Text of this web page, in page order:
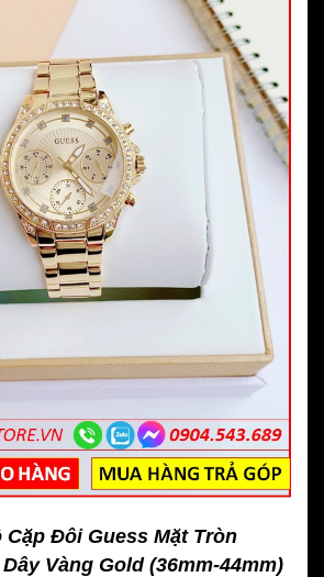
Cặp Đôi Guess Mặt Tròn
Vàng Gold (36mm-44mm)